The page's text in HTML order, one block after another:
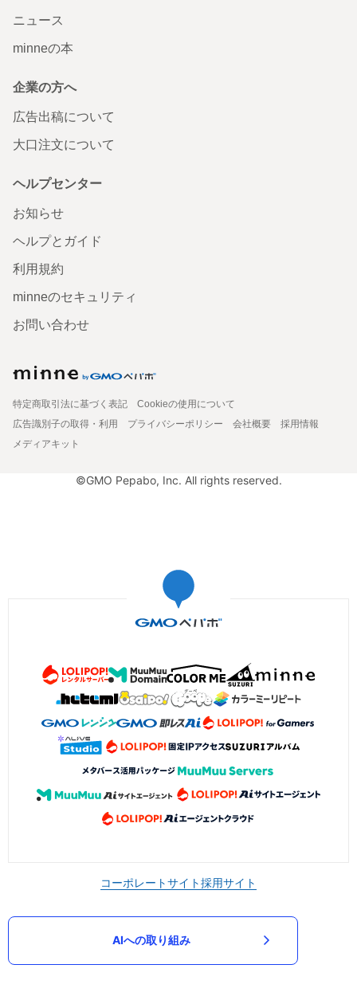
ニュース
minneの本
企業の方へ
広告出稿について
大口注文について
ヘルプセンター
お知らせ
ヘルプとガイド
利用規約
minneのセキュリティ
お問い合わせ
特定商取引法に基づく表記
Cookieの使用について
広告識別子の取得・利用
プライバシーポリシー 会社概要
採用情報
メディアキット
©GMO Pepabo, Inc. All rights reserved.
コーポレートサイト採用サイト
AIへの取り組み